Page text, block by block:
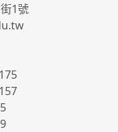
1號